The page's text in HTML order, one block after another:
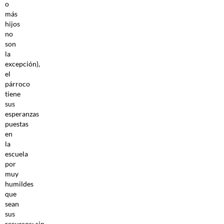
o
más
hijos
no
son
la
excepción),
el
párroco
tiene
sus
esperanzas
puestas
en
la
escuela
por
muy
humildes
que
sean
sus